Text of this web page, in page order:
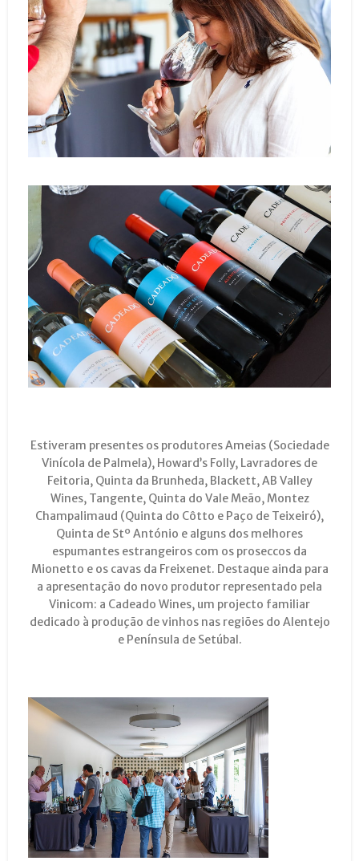
Estiveram presentes os produtores Ameias (Sociedade
Vinícola de Palmela), Howard’s Folly, Lavradores de
Feitoria, Quinta da Brunheda, Blackett, AB Valley
Wines, Tangente, Quinta do Vale Meão, Montez
Champalimaud (Quinta do Côtto e Paço de Teixeiró),
Quinta de Stº António e alguns dos melhores
espumantes estrangeiros com os proseccos da
Mionetto e os cavas da Freixenet. Destaque ainda para
a apresentação do novo produtor representado pela
Vinicom: a Cadeado Wines, um projecto familiar
dedicado à produção de vinhos nas regiões do Alentejo
e Península de Setúbal.